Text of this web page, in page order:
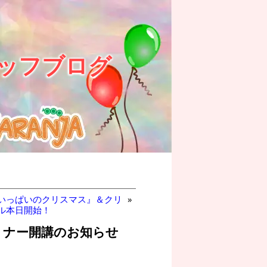
フブログ
っぱいのクリスマス』＆クリ
本日開始！
»
ー開講のお知らせ